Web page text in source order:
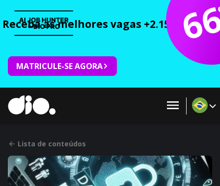
Receba as melhores vagas +2.150 cursos
MATRICULE-SE AGORA
Lista de conteúdos